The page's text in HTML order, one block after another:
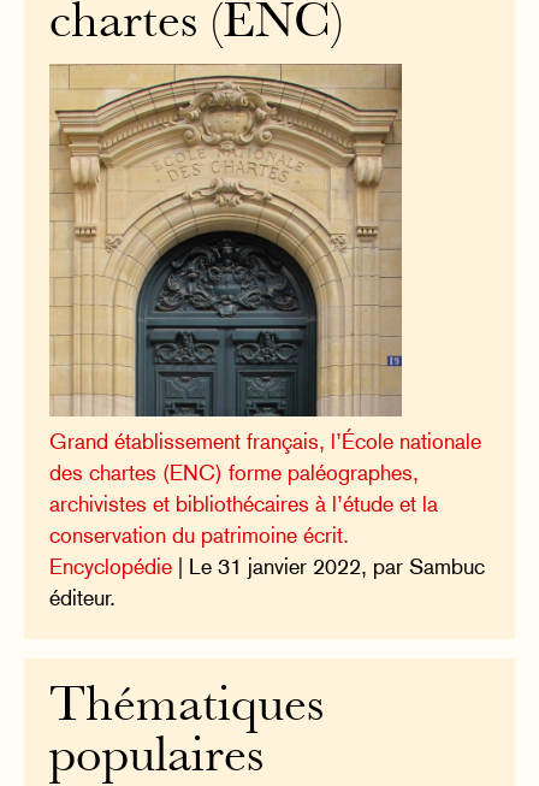
chartes (ENC)
Grand établissement français, l’École nationale
des chartes (ENC) forme paléographes,
archivistes et bibliothécaires à l’étude et la
conservation du patrimoine écrit.
Encyclopédie | Le 31 janvier 2022, par Sambuc
éditeur.
Thématiques
populaires